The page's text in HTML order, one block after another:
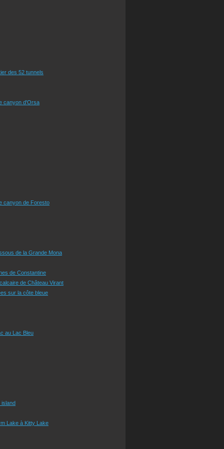
des 52 tunnels
canyon d'Orsa
canyon de Foresto
de la Grande Mona
de Constantine
de Château Virant
sur la côte bleue
au Lac Bleu
island
Lake à Kitty Lake